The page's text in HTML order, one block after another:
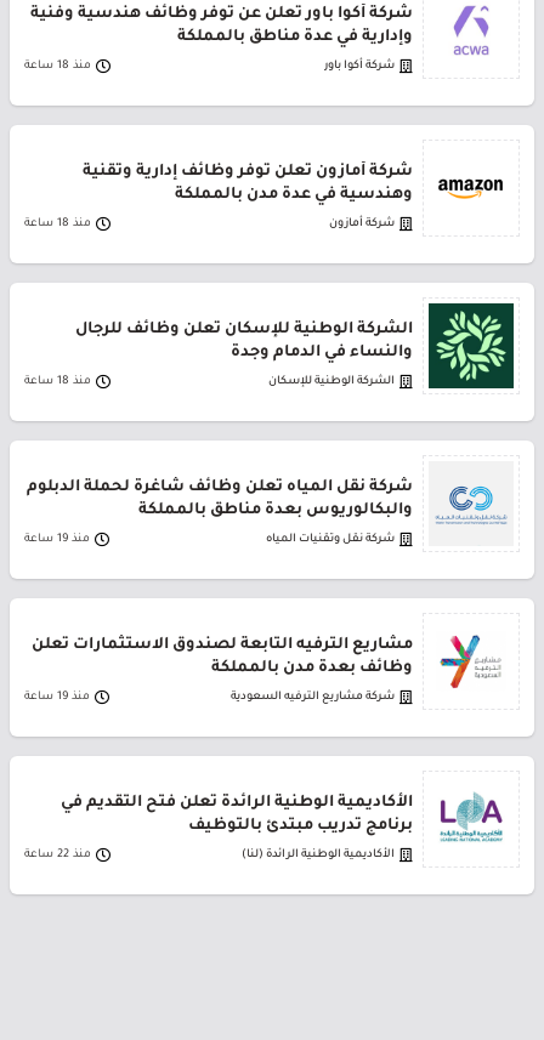
شركة أكوا باور تعلن عن توفر وظائف هندسية وفنية
وإدارية في عدة مناطق بالمملكة
شركة أكوا باور منذ 18 ساعة
شركة أمازون تعلن توفر وظائف إدارية وتقنية
وهندسية في عدة مدن بالمملكة
شركة أمازون منذ 18 ساعة
الشركة الوطنية للإسكان تعلن وظائف للرجال
والنساء في الدمام وجدة
الشركة الوطنية للإسكان منذ 18 ساعة
شركة نقل المياه تعلن وظائف شاغرة لحملة الدبلوم
والبكالوريوس بعدة مناطق بالمملكة
شركة نقل وتقنيات المياه منذ 19 ساعة
مشاريع الترفيه التابعة لصندوق الاستثمارات تعلن
وظائف بعدة مدن بالمملكة
شركة مشاريع الترفيه السعودية منذ 19 ساعة
الأكاديمية الوطنية الرائدة تعلن فتح التقديم في
برنامج تدريب مبتدئ بالتوظيف
الأكاديمية الوطنية الرائدة (لنا) منذ 22 ساعة